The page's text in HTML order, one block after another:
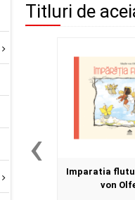
Titluri de
‹
Imparatia
von